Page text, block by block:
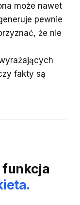
może nawet
pewnie
że nie
fakty są
funkcja